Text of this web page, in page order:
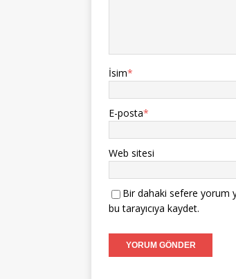
İsim*
E-posta*
Web sitesi
Bir dahaki sefere yorum
bu tarayıcıya kaydet.